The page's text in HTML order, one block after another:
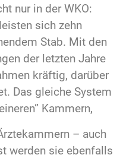
nur in der WKO:
sich zehn
Stab. Mit den
der letzten Jahre
kräftig, darüber
Das gleiche System
Kammern,
– auch
werden sie ebenfalls